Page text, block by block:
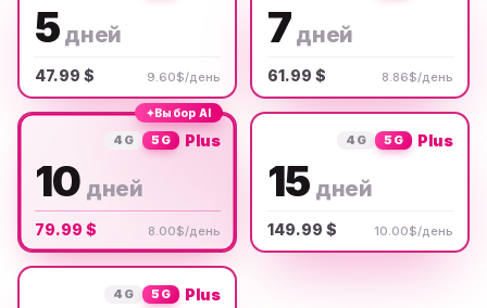
5 дней
47.99 $ 9.60$/день
7 дней
61.99 $ 8.86$/день
✦Выбор AI
4G 5G Plus
10 дней
79.99 $ 8.00$/день
4G 5G Plus
15 дней
149.99 $ 10.00$/день
4G 5G Plus